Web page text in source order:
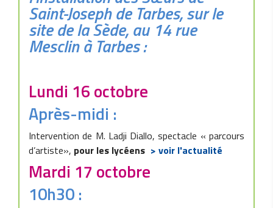
Saint-Joseph de Tarbes, sur le
site de la Sède, au 14 rue
Mesclin à Tarbes :
Lundi 16 octobre
Après-midi :
Intervention de M. Ladji Diallo, spectacle « parcours
d’artiste», pour les lycéens > voir l'actualité
Mardi 17 octobre
10h30 :